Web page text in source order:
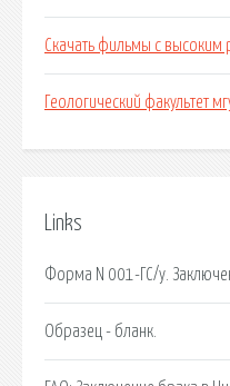
Скачать фильмы с
Геологический факультет
Links
Форма N 001-ГС/у.
Образец - бланк.